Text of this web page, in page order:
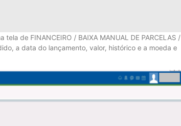
de FINANCEIRO / BAIXA MANUAL DE PARCELAS /
a data do lançamento, valor, histórico e a moeda e